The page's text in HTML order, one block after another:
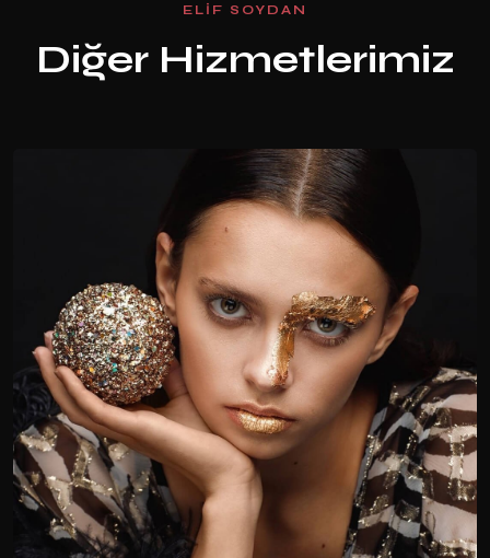
E L I F S OY D A N
Diğer Hizmetlerimiz